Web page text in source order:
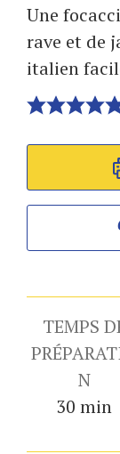
Une
rave et de
italien
TEMPS
N
30 min